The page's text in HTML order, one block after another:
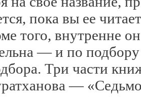
пока вы ее
внутренне
— и по
Три части
—